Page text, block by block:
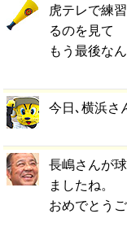
虎テレで練
るのを見て
もう最後な
今日､横浜さ
長嶋さんが
ましたね。
おめでとう